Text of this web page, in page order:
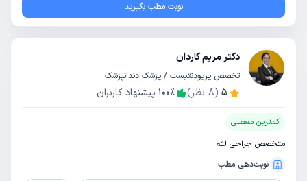
نوبت مطب بگیرید
دکتر مریم کاردان
تخصص پریودنتیست / پزشک دندانپزشک
5
(
8 نظر) 100٪ پیشنهاد کاربران
کمترین معطلی
متخصص جراحی لثه
نوبت‌دهی مطب